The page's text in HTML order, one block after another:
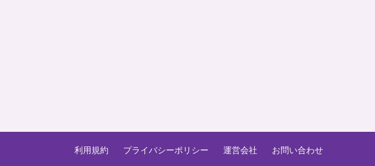
利用規約 プライバシーポリシー 運営会社 お問い合わせ